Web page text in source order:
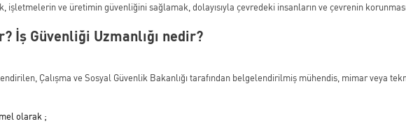
işletmelerin ve üretimin güvenliğini sağlamak, dolayısıyla çevredeki insanların ve çevrenin
İş Güvenliği Uzmanlığı nedir?
Çalışma ve Sosyal Güvenlik Bakanlığı tarafından belgelendirilmiş mühendis, mimar veya
olarak ;